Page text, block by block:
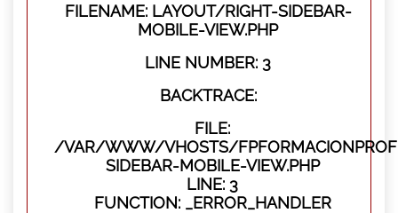
FILENAME: LAYOUT/RIGHT-SIDEBAR-
MOBILE-VIEW.PHP
LINE NUMBER: 3
BACKTRACE:
FILE:
/VAR/WWW/VHOSTS/
SIDEBAR-MOBILE-VIEW.PHP
LINE: 3
FUNCTION: _ERROR_HANDLER